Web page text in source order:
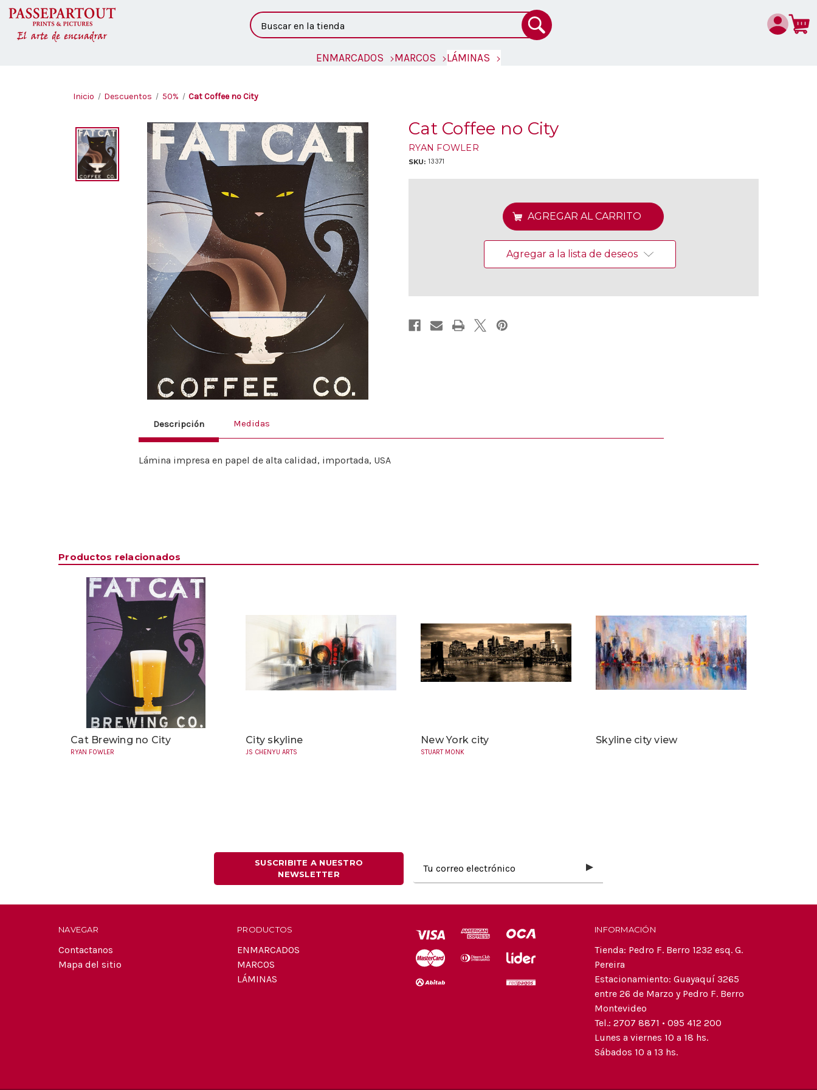
Buscar
ENMARCADOS MARCOS LÁMINAS
Inicio Descuentos 50% Cat Coffee no City
Cat Coffee no City
RYAN FOWLER
SKU: 13371
Agregar a la lista de deseos
Descripción Medidas
Lámina impresa en papel de alta calidad, importada, USA
Productos relacionados
Cat Brewing no City
RYAN FOWLER
City skyline
JS CHENYU ARTS
New York city
STUART MONK
Skyline city view
SUSCRIBITE A NUESTRO
NEWSLETTER
electrónico
NAVEGAR
Contactanos
Mapa del sitio
PRODUCTOS
ENMARCADOS
MARCOS
LÁMINAS
INFORMACIÓN
Tienda: Pedro F. Berro 1232 esq. G.
Pereira
Estacionamiento: Guayaquí 3265
entre 26 de Marzo y Pedro F. Berro
Montevideo
Tel.: 2707 8871 • 095 412 200
Lunes a viernes 10 a 18 hs.
Sábados 10 a 13 hs.